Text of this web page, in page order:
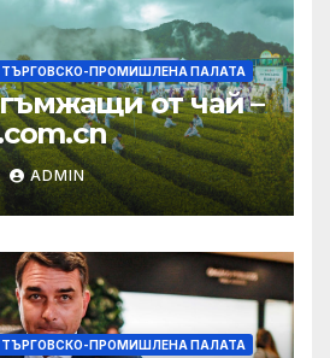
ТЪРГОВСКО-ПРОМИШЛЕНА ПАЛАТА
от чай –
ADMIN
ТЪРГОВСКО-ПРОМИШЛЕНА ПАЛАТА